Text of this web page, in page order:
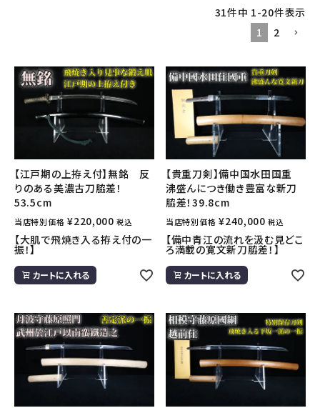
コンテンツ
ガイド
ご利用ガイド
会社概要
特定商取引法について
プライバシーポリシー
お問い合わせ
31件中 1-20件表示
1
2
【江戸期の上拵え付】無銘 反
りのある美濃古刀脇差！
53.5cm
当店特別価格 ¥220,000 税込
【大肌で飛焼き入る拵え付の一
振！】
カートに入れる
【貴重刀剣】備中国水田国重
沸盛んにつき働き豊富な新刀
脇差！39.8cm
当店特別価格 ¥240,000 税込
【備中青江の流れを汲む見どこ
ろ満載の寛文新刀脇差！】
カートに入れる